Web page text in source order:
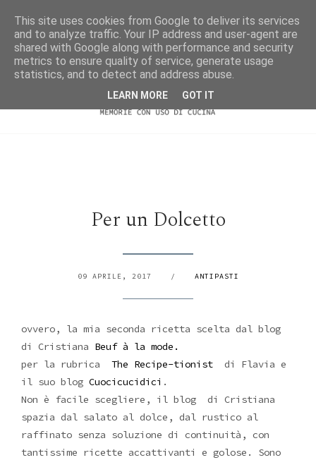
Per un Dolcetto
09 APRILE, 2017 / ANTIPASTI
ovvero, la mia seconda ricetta scelta dal blog
di Cristiana Beuf à la mode.
per la rubrica The Recipe-tionist di Flavia e
il suo blog Cuocicucidici .
Non è facile scegliere, il blog di Cristiana
spazia dal salato al dolce, dal rustico al
raffinato senza soluzione di continuità, con
tantissime ricette accattivanti e golose. Sono
This site uses cookies from Google to deliver its services
and to analyze traffic. Your IP address and user-agent are
shared with Google along with performance and security
metrics to ensure quality of service, generate usage
statistics, and to detect and address abuse.
LEARN MORE GOT IT